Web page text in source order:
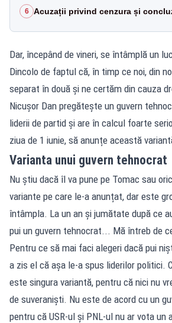
6 Acuzații privind cenzura și
Dar, începând de vineri, se întâmplă un
Dincolo de faptul că, în timp ce noi, din
separat în două și ne certăm din cauza
Nicușor Dan pregătește un guvern
liderii de partid și are în calcul foarte
ziua de 1 iunie, să anunțe această
Varianta unui guvern tehnocrat
Nu știu dacă îl va pune pe Tomac sau
variante pe care le-a anunțat, dar este
întâmpla. La un an și jumătate după ce
pui un guvern tehnocrat... Mă întreb de
Pentru ce să mai faci alegeri dacă pui
a zis el că așa le-a spus liderilor politici.
este singura variantă, pentru că nici nu
de suveraniști. Nu este de acord cu un
pentru că USR-ul și PNL-ul nu ar vota un